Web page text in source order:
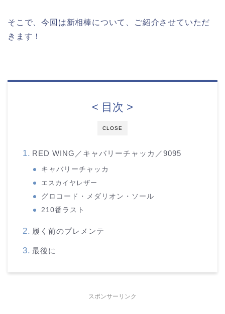
そこで、今回は新相棒について、ご紹介させていただ
きます！
CLOSE
< 目次 >
RED WING／キャバリーチャッカ／9095
キャバリーチャッカ
エスカイヤレザー
グロコード・メダリオン・ソール
210番ラスト
履く前のプレメンテ
最後に
スポンサーリンク